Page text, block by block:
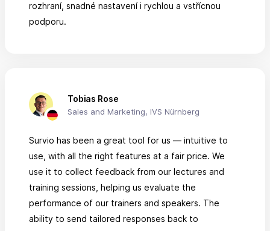
rozhraní, snadné nastavení i rychlou a vstřícnou
podporu.
Tobias Rose
Sales and Marketing, IVS Nürnberg
Survio has been a great tool for us — intuitive to
use, with all the right features at a fair price. We
use it to collect feedback from our lectures and
training sessions, helping us evaluate the
performance of our trainers and speakers. The
ability to send tailored responses back to